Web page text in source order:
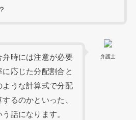
弁護士
時には注意が必要
応じた分配割合と
うな計算式で分配
るのかといった、
話になります。